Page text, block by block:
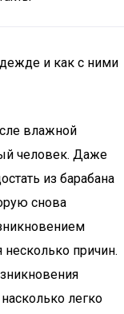
и как с ними
влажной
человек. Даже
из барабана
снова
причин.
легко